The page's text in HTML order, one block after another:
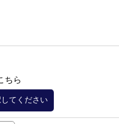
ちら
てください